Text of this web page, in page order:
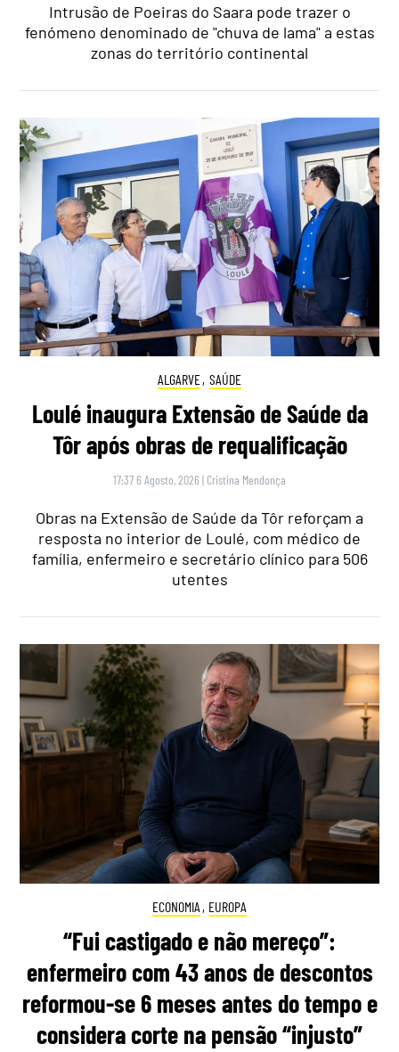
Intrusão de Poeiras do Saara pode trazer o
fenómeno denominado de "chuva de lama" a estas
zonas do território continental
ALGARVE, SAÚDE
Loulé inaugura Extensão de Saúde da
Tôr após obras de requalificação
17:37 6 Agosto, 2026 | Cristina Mendonça
Obras na Extensão de Saúde da Tôr reforçam a
resposta no interior de Loulé, com médico de
família, enfermeiro e secretário clínico para 506
utentes
ECONOMIA , EUROPA
“Fui castigado e não mereço”:
enfermeiro com 43 anos de descontos
reformou-se 6 meses antes do tempo e
considera corte na pensão “injusto”